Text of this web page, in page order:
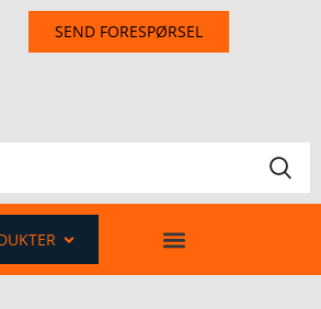
SEND FORESPØRSEL